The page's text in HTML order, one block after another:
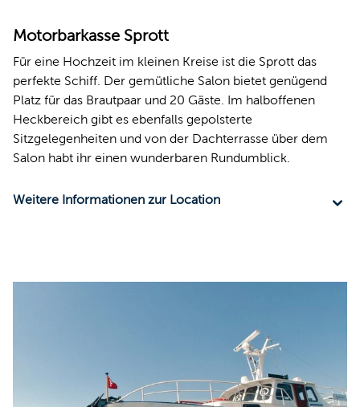
Motorbarkasse Sprott
Für eine Hochzeit im kleinen Kreise ist die Sprott das
perfekte Schiff. Der gemütliche Salon bietet genügend
Platz für das Brautpaar und 20 Gäste. Im halboffenen
Heckbereich gibt es ebenfalls gepolsterte
Sitzgelegenheiten und von der Dachterrasse über dem
Salon habt ihr einen wunderbaren Rundumblick.
Weitere Informationen zur Location